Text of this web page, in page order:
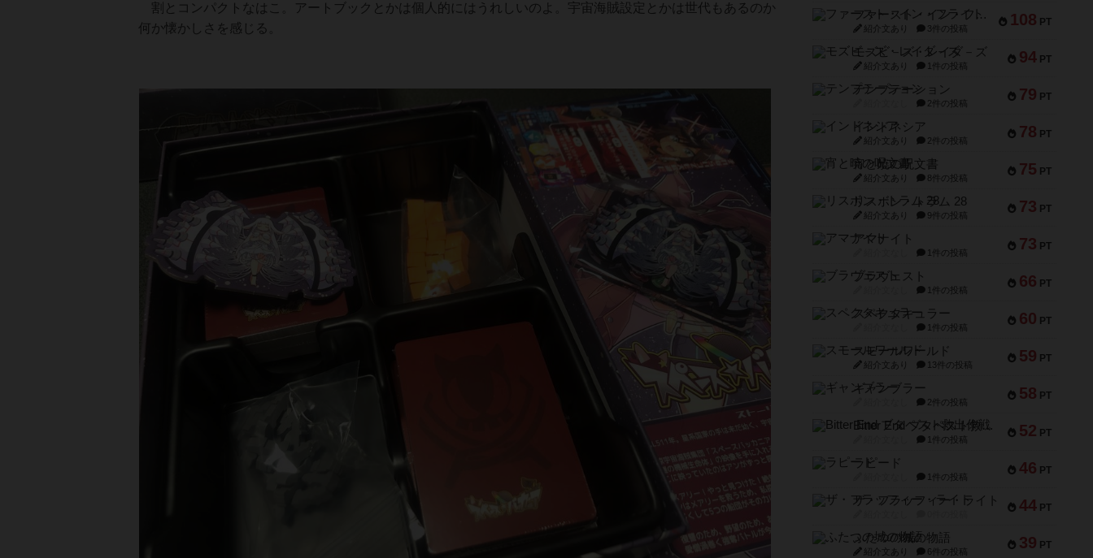
割とコンパクトなはこ。アートブックとかは個人的にはうれしいのよ。宇宙海賊設定とかは世代もあるのか
何か懐かしさを感じる。
108 PT
ファースト・イン・フライト
紹介文あり 3件の投稿
94 PT
モズビ－ズ・レイダ－ズ
紹介文あり 1件の投稿
79 PT
テンプテーション
2件の投稿
78 PT
インドネシア
紹介文あり 2件の投稿
75 PT
宵と暁の呪文書
紹介文あり 8件の投稿
73 PT
リスボン・トラム 28
紹介文あり 9件の投稿
73 PT
アマナイト
1件の投稿
66 PT
ブラヴェスト
1件の投稿
60 PT
スペクタキュラー
1件の投稿
59 PT
スモールワールド
紹介文あり 13件の投稿
58 PT
ギャンブラー
2件の投稿
52 PT
Bitter End ブタペスト救出作戦
1件の投稿
46 PT
ラピード
1件の投稿
44 PT
ザ・フラッフィー・ライト
39 PT
ふたつの城の物語
紹介文あり 6件の投稿